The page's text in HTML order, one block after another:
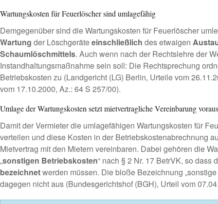
Wartungskosten für Feuerlöscher sind umlagefähig
Demgegenüber sind die Wartungskosten für Feuerlöscher
Wartung der Löschgeräteeinschließlich des etwaigen
Schaumlöschmittels. Auch wenn nach der Rechtslehre der
Instandhaltungsmaßnahme sein soll: Die Rechtsprechung
Betriebskosten zu (Landgericht (LG) Berlin, Urteile vom
vom 17.10.2000, Az.: 64 S 257/00).
Umlage der Wartungskosten setzt mietvertragliche Vereinbarung voraus
Damit der Vermieter die umlagefähigen Wartungskosten für
verteilen und diese Kosten in der Betriebskostenabrechnung
Mietvertrag mit den Mietern vereinbaren. Dabei gehören die
„sonstigen Betriebskosten“ nach § 2 Nr. 17 BetrVK, so dass
bezeichnetwerden müssen. Die bloße Bezeichnung
dagegen nicht aus (Bundesgerichtshof (BGH), Urteil vom